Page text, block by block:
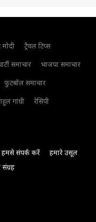
मोदी
ट्रैवल टिप्स
समाचार
भाजपा समाचार
फुटबॉल समाचार
गांधी
रेसिपी
हमसे संपर्क करें
हमारे उसूल